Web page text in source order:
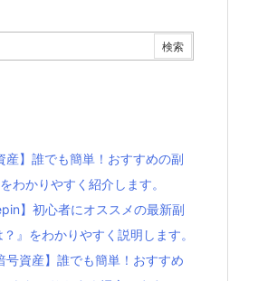
産】誰でも簡単！おすすめの副
わかりやすく紹介します。
】初心者にオススメの最新副
』をわかりやすく説明します。
号資産】誰でも簡単！おすすめ